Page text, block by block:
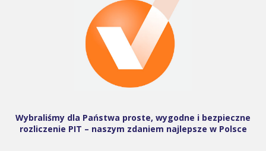
Wybraliśmy dla Państwa proste, wygodne i bezpieczne
rozliczenie PIT – naszym zdaniem najlepsze w Polsce